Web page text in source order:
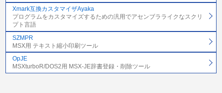
Xmark互換カスタマイザAyaka
プログラムをカスタマイズするための汎用でアセンブラライクなスクリ
プト言語
SZMPR
MSX用 テキスト縮小印刷ツール
OpJE
MSXturboR/DOS2用 MSX-JE辞書登録・削除ツール